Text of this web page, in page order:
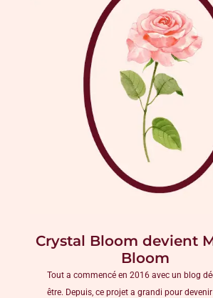
Crystal Bloom devient
Bloom
Tout a commencé en 2016 avec un blog
être. Depuis, ce projet a grandi pour